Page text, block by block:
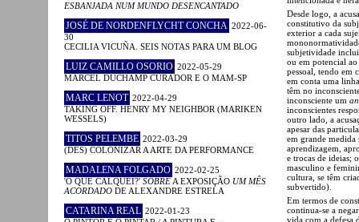
ESBANJADA NUM MUNDO DESENCANTADO
JOSÉ DE NORDENFLYCHT CONCHA 2022-06-
30
CECILIA VICUÑA. SEIS NOTAS PARA UM BLOG
LUIZ CAMILLO OSORIO 2022-05-29
MARCEL DUCHAMP CURADOR E O MAM-SP
MARC LENOT 2022-04-29
TAKING OFF. HENRY MY NEIGHBOR (MARIKEN
WESSELS)
TITOS PELEMBE 2022-03-29
(DES) COLONIZAR A ARTE DA PERFORMANCE
MADALENA FOLGADO 2022-02-25
'O QUE CALQUEI?' SOBRE A EXPOSIÇÃO UM MÊS
ACORDADO DE ALEXANDRE ESTRELA
CATARINA REAL 2022-01-23
Desde logo, a
constitutivo da
exterior a cada
subjetividade
ou em potencial
pessoal, tendo em
em conta uma
têm no
inconsciente um
inconscientes
outro lado, a
apesar das
em grande medida
aprendizagem,
e trocas de ideias;
masculino e
cultura, se têm
subvertido).
Em termos de
continua-se a
vida com a defesa